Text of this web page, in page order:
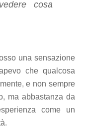
cosa
una sensazione
che qualcosa
e non sempre
ma abbastanza da
come un